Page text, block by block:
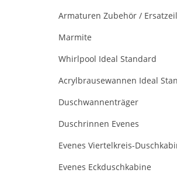
Armaturen Zubehör /
Marmite
Whirlpool Ideal Standard
Acrylbrausewannen Ideal
Duschwannenträger
Duschrinnen Evenes
Evenes Viertelkreis-
Evenes Eckduschkabine